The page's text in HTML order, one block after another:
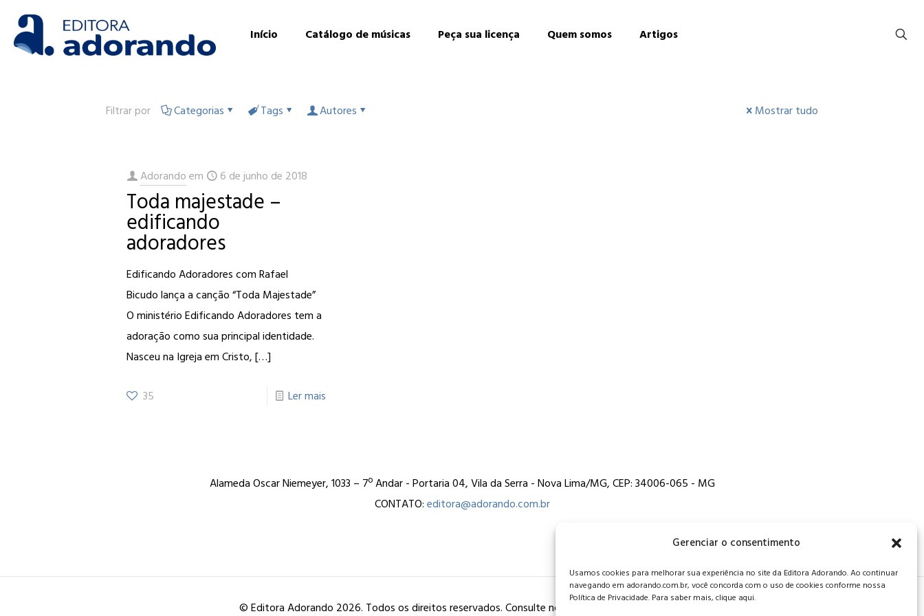
Gerenciar o consentimento
Usamos cookies para melhorar sua experiência no site da Editora Adorando. Ao continuar
navegando em adorando.com.br, você concorda com o uso de cookies conforme nossa
Política de Privacidade. Para saber mais, clique aqui.
Início Catálogo de músicas Peça sua licença Quem somos Artigos
Filtrar por Categorias Tags Autores Mostrar tudo
Adorando em 6 de junho de 2018
Toda majestade –
edificando
adoradores
Edificando Adoradores com Rafael
Bicudo lança a canção “Toda Majestade”
O ministério Edificando Adoradores tem a
adoração como sua principal identidade.
Nasceu na Igreja em Cristo,[…]
35 Ler mais
Alameda Oscar Niemeyer, 1033 – 7º Andar - Portaria 04, Vila da Serra - Nova Lima/MG, CEP: 34006-065 - MG
CONTATO:editora@adorando.com.br
© Editora Adorando 2026. Todos os direitos reservados. Consulte nossa